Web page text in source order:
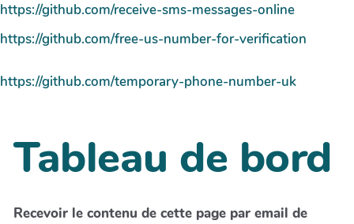
https://github.com/receive-sms-messages-online
https://github.com/free-us-number-for-verification
https://github.com/temporary-phone-number-uk
Tableau de bord
Recevoir le contenu de cette page par email de